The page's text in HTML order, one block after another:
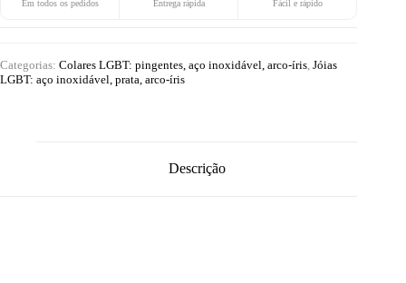
Em todos os pedidos Entrega rápida Fácil e rápido
Categorias: Colares LGBT: pingentes, aço inoxidável, arco-íris Jóias
LGBT: aço inoxidável, prata, arco-íris
Descrição